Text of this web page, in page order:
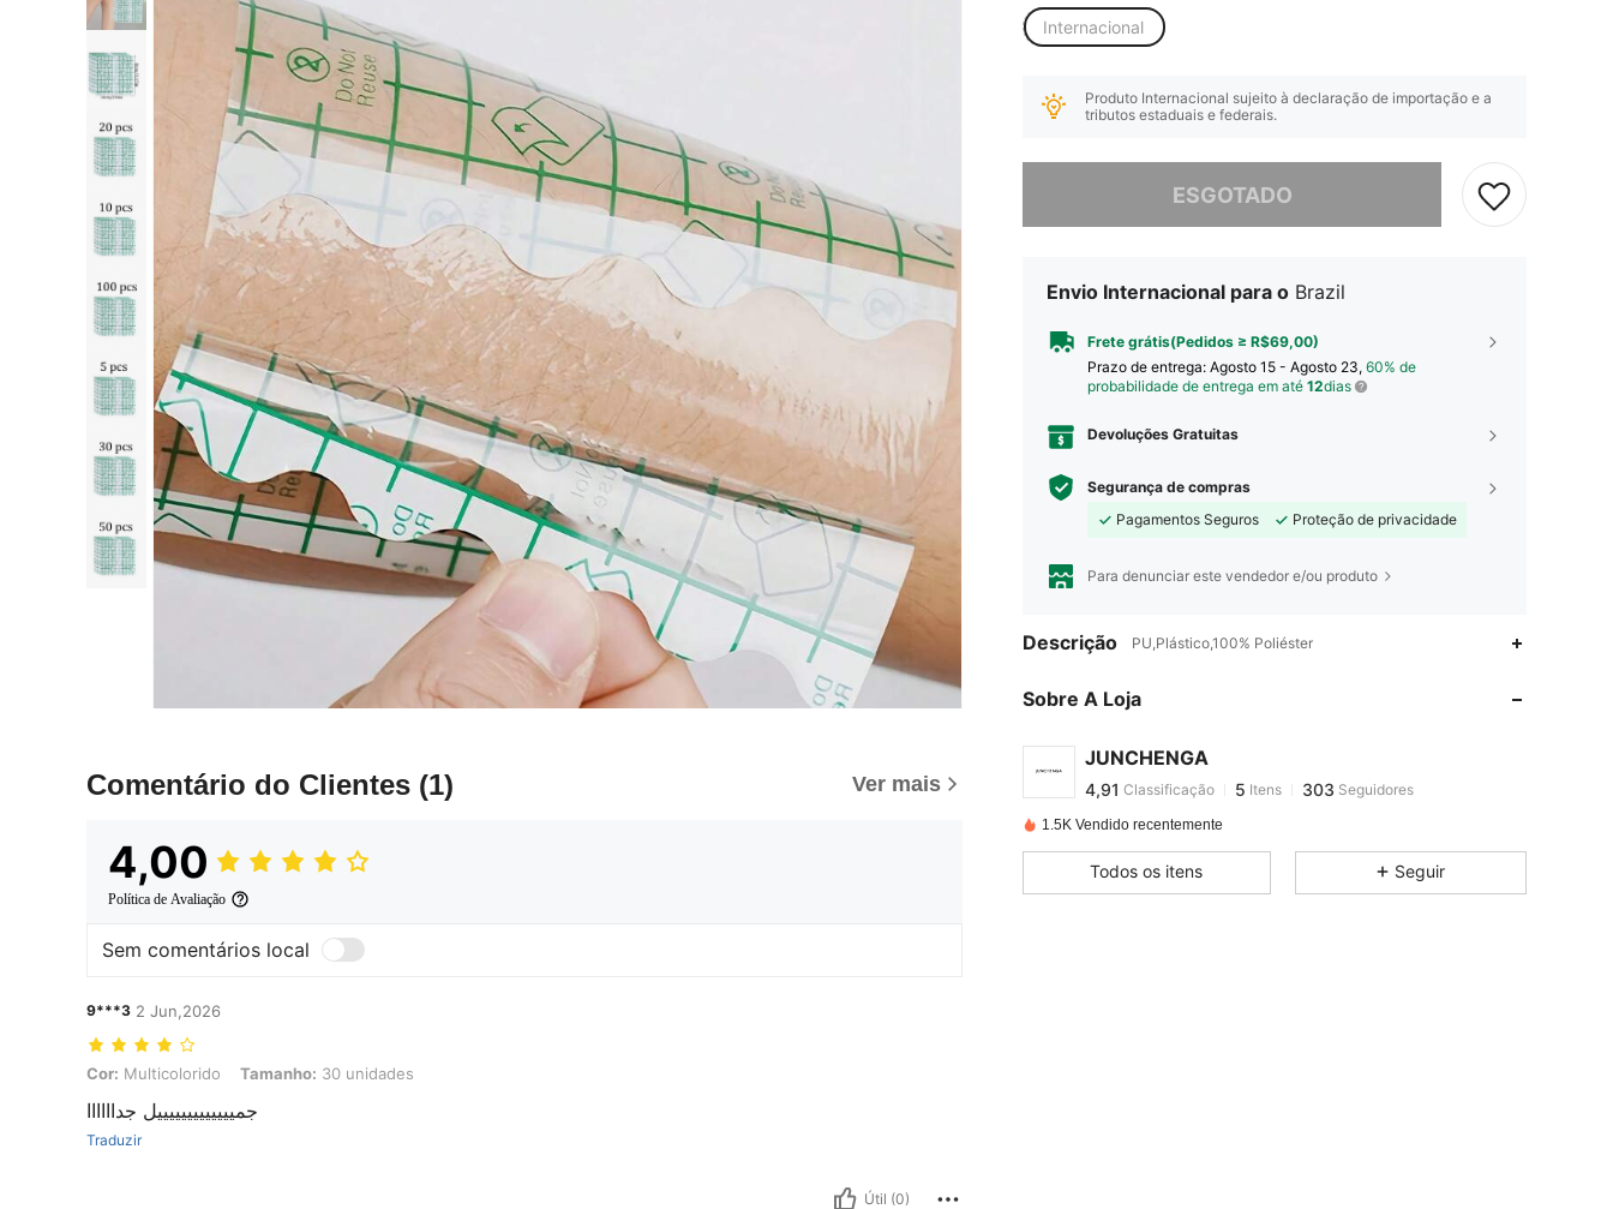
Comentário do Clientes (1) Ver mais
4,00
Política de Avaliação
Sem comentários local
9***3 2 Jun,2026
Cor: Multicolorido, Tamanho: 30 unidades
Cor: Multicolorido Tamanho: 30 unidades
جميييييييييييييل جداااااا
Traduzir
Útil (0)
Internacional
Produto Internacional sujeito à declaração de importação e a
tributos estaduais e federais.
ESGOTADO
Envio Internacional para o Brazil
Frete grátis(Pedidos ≥ R$69,00)
Prazo de entrega: Agosto 15 - Agosto 23, 60% de
probabilidade de entrega em até 12dias
Devoluções Gratuitas
Segurança de compras
Pagamentos Seguros
Proteção de privacidade
Para denunciar este vendedor e/ou produto
Descrição PU,Plástico,100% Poliéster
Sobre A Loja
JUNCHENGA
4,91 5
303
4,91
4,91
4,91 Classificação 5 Itens 303 Seguidores
n***hseguido1 dia atrás
4,91
4,91
5
303
4,91
5
303
1.5K Vendido recentemente
Todos os itens Seguir